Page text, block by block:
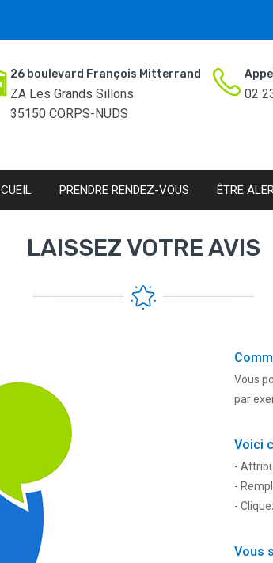
26 boulevard François Mitterrand
ZA Les Grands Sillons
35150 CORPS-NUDS
02
PRENDRE RENDEZ-VOUS ÊTRE
LAISSEZ VOTRE AVIS
Vous
par
Voici
-
-
-
Vous